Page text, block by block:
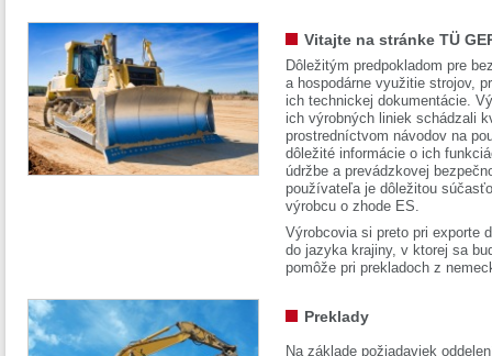
Vitajte na stránke TÜ
Dôležitým predpokladom pre
a hospodárne využitie strojov,
ich technickej dokumentácie.
ich výrobných liniek schádzali
prostredníctvom návodov na
dôležité informácie o ich
údržbe a prevádzkovej
používateľa je dôležitou
výrobcu o zhode ES.
Výrobcovia si preto pri exporte
do jazyka krajiny, v ktorej sa
pomôže pri prekladoch z
Preklady
Na základe požiadaviek